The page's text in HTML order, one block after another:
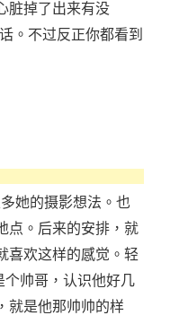
脏掉了出来有没
。不过反正你都看到
她的摄影想法。也
点。后来的安排，就
喜欢这样的感觉。轻
个帅哥，认识他好几
就是他那帅帅的样